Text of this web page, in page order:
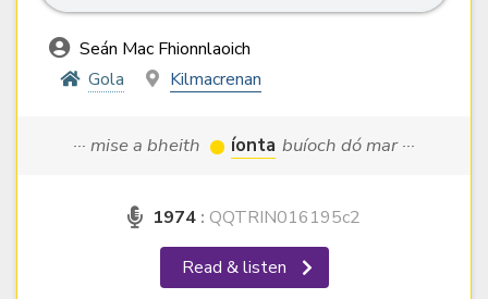
Seán Mac Fhionnlaoich
Gola
Kilmacrenan
··· mise a bheith íonta buíoch dó mar ···
1974 : QQTRIN016195c2
Read & listen